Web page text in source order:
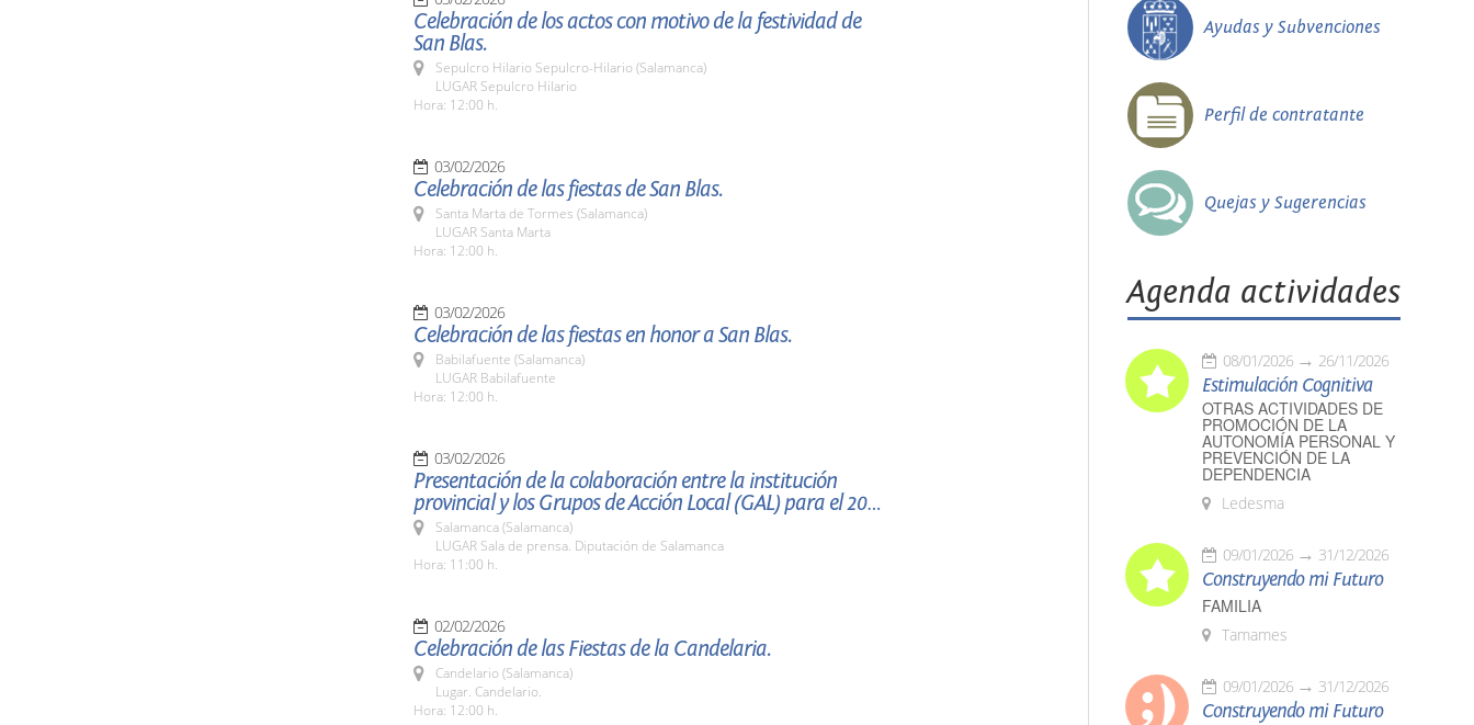
Celebración de los actos con motivo de la festividad de
San Blas.
Sepulcro Hilario Sepulcro-Hilario (Salamanca)
LUGAR Sepulcro Hilario
Hora: 12:00 h.
03/02/2026
Celebración de las fiestas de San Blas.
Santa Marta de Tormes (Salamanca)
LUGAR Santa Marta
Hora: 12:00 h.
03/02/2026
Celebración de las fiestas en honor a San Blas.
Babilafuente (Salamanca)
LUGAR Babilafuente
Hora: 12:00 h.
03/02/2026
Presentación de la colaboración entre la institución
provincial y los Grupos de Acción Local (GAL) para el 2026.
Salamanca (Salamanca)
LUGAR Sala de prensa. Diputación de Salamanca
Hora: 11:00 h.
02/02/2026
Celebración de las Fiestas de la Candelaria.
Candelario (Salamanca)
Lugar. Candelario.
Hora: 12:00 h.
Ayudas y Subvenciones
Perfil de contratante
Quejas y Sugerencias
Agenda actividades
08/01/2026 26/11/2026
Estimulación Cognitiva
OTRAS ACTIVIDADES DE
PROMOCIÓN DE LA
AUTONOMÍA PERSONAL Y
PREVENCIÓN DE LA
DEPENDENCIA
Ledesma
09/01/2026 31/12/2026
Construyendo mi Futuro
FAMILIA
Tamames
09/01/2026 31/12/2026
Construyendo mi Futuro